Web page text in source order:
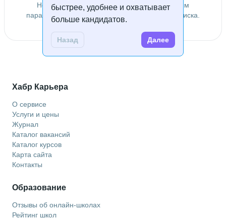
быстрее, удобнее и охватывает
больше кандидатов.
Назад Далее
Не удалось найти специалистов по заданным
параметрам. Попробуйте изменить условия поиска.
Хабр Карьера
О сервисе
Услуги и цены
Журнал
Каталог вакансий
Каталог курсов
Карта сайта
Контакты
Образование
Отзывы об онлайн-школах
Рейтинг школ